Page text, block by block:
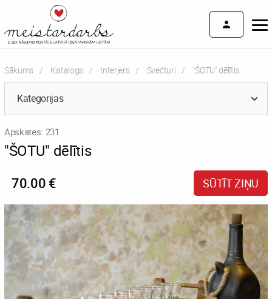
Sākums Katalogs Interjers Svečturi Current:
"ŠOTU" dēlītis
Kategorijas
Apskates: 231
"ŠOTU" dēlītis
70.00 € SŪTĪT ZIŅU